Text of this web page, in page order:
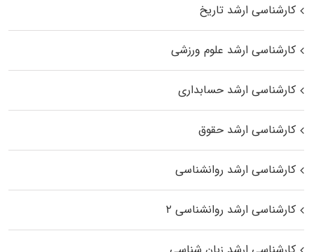
کارشناسی ارشد تاریخ
کارشناسی ارشد علوم ورزشی
کارشناسی ارشد حسابداری
کارشناسی ارشد حقوق
کارشناسی ارشد روانشناسی
کارشناسی ارشد روانشناسی ۲